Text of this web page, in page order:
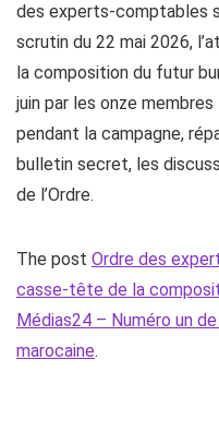
des experts-comptables
scrutin du 22 mai 2026,
la composition du futur
juin par les onze
pendant la campagne,
bulletin secret, les
de l’Ordre.
The post Ordre des
casse-tête de la
Médias24 – Numéro un
marocaine.